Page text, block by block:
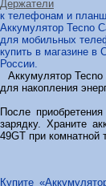
Держатели
к телефонам и
Аккумулятор Tecno
для мобильных
купить в магазине в
России.
Аккумулятор
для накопления
После
зарядку. Храните
49GT при комнатной
Купите